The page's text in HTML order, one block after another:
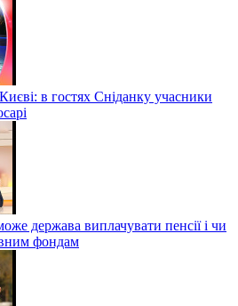
в гостях Сніданку учасники
держава виплачувати пенсії і чи
фондам